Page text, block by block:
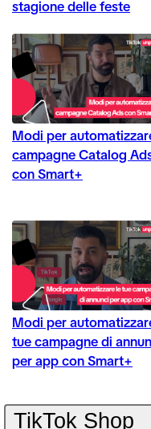
stagione delle feste
Modi per
campagne Catalog
con Smart+
Modi per
tue campagne di
per app con Smart+
TikTok Shop